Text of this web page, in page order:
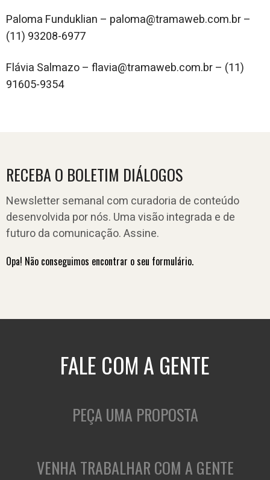
Paloma Funduklian – paloma@tramaweb.com.br –
(11) 93208-6977
Flávia Salmazo – flavia@tramaweb.com.br – (11)
91605-9354
RECEBA O BOLETIM DIÁLOGOS
Newsletter semanal com curadoria de conteúdo
desenvolvida por nós. Uma visão integrada e de
futuro da comunicação. Assine.
Opa! Não conseguimos encontrar o seu formulário.
FALE COM A GENTE
PEÇA UMA PROPOSTA
VENHA TRABALHAR COM A GENTE